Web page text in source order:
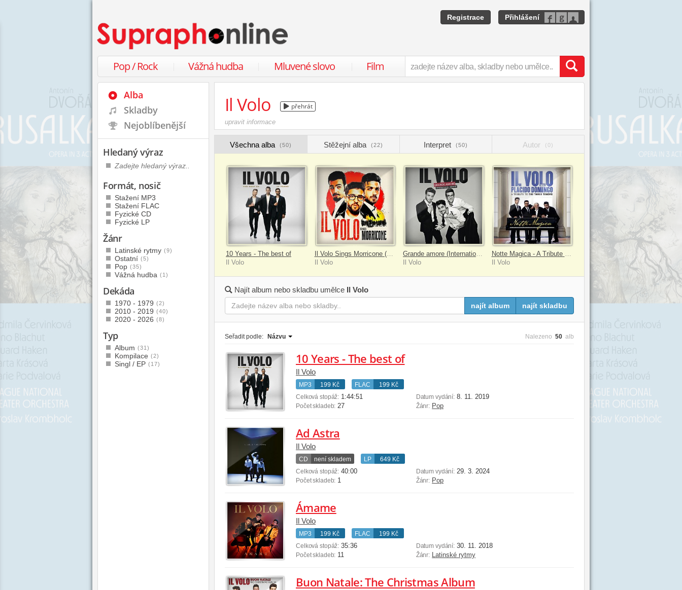
Registrace Přihlášení
Pop / Rock Vážná hudba Mluvené slovo Film
Il Volo přehrát
upravit informace
Všechna alba (50) Stěžejní alba (22) Interpret (50) Autor (0)
10 Years - The best of
Il Volo
Il Volo Sings Morricone (Red Coloured Vinyl)
Il Volo
Il Volo
Il Volo
Najít album nebo skladbu umělce Il Volo
najít album najít skladbu
Seřadit podle: Názvu Nalezeno 50 alb
10 Years - The best of
Il Volo
MP3 199 Kč FLAC
199 Kč
Celková stopáž: 1:44:51
Počet skladeb: 27
Datum vydání: 8. 11. 2019
Žánr: Pop
Ad Astra
Il Volo
CD není skladem LP
649 Kč
Celková stopáž: 40:00
Počet skladeb: 1
Datum vydání: 29. 3. 2024
Žánr: Pop
Ámame
Il Volo
MP3 199 Kč FLAC
199 Kč
Celková stopáž: 35:36
Počet skladeb: 11
Datum vydání: 30. 11. 2018
Žánr: Latinské rytmy
Buon Natale: The Christmas Album
Alba
Skladby
Nejoblíbenější
Hledaný výraz
Formát, nosič
Stažení MP3
Stažení FLAC
Fyzické CD
Fyzické LP
Žánr
Latinské rytmy (9)
Ostatní (5)
Pop (35)
Vážná hudba (1)
Dekáda
1970 - 1979 (2)
2010 - 2019 (40)
2020 - 2026 (8)
Typ
Album (31)
Kompilace (2)
Singl / EP (17)